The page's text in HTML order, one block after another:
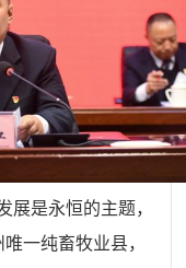
展是永恒的主题，
一纯畜牧业县，